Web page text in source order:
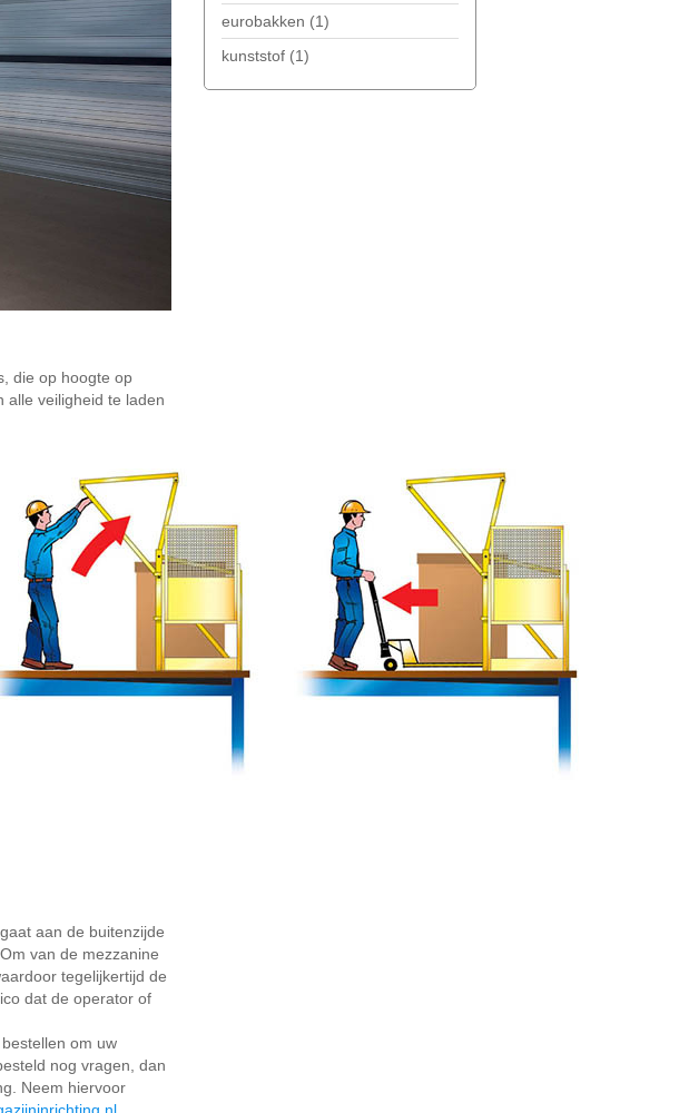
die op hoogte op
alle veiligheid te laden
aan de buitenzijde
van de mezzanine
tegelijkertijd de
dat de operator of
bestellen om uw
nog vragen, dan
Neem hiervoor
eurobakken (1)
kunststof (1)